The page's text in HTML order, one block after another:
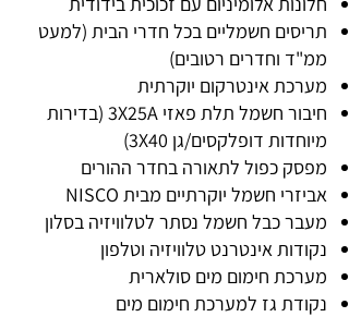
תריסים חשמליים בכל חדרי הבית (למעט
ממ"ד וחדרים רטובים)
מערכת אינטרקום יוקרתית
חיבור חשמל תלת פאזי 3X25A (בדירות
מיוחדות דופלקסים/גן 3X40)
מפסק כפול לתאורה בחדר ההורים
אביזרי חשמל יוקרתיים מבית NISCO
מעבר כבל חשמל נסתר לטלוויזיה בסלון
נקודות אינטרנט טלוויזיה וטלפון
מערכת חימום מים סולארית
נקודת גז למערכת חימום מים